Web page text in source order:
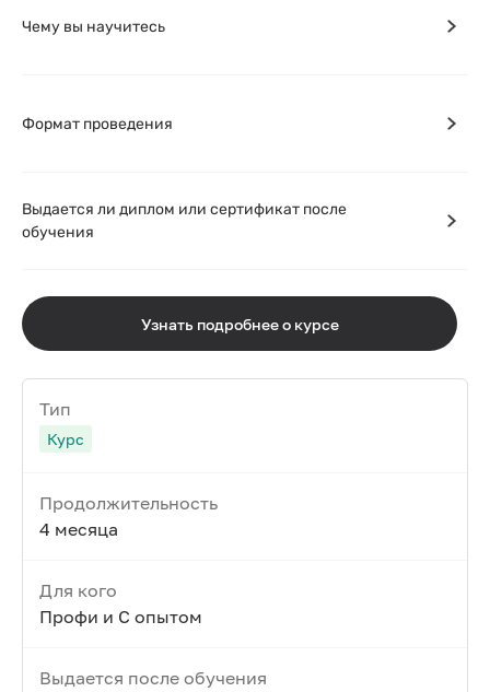
Чему вы научитесь
Формат проведения
Выдается ли диплом или сертификат после
обучения
Узнать подробнее о курсе
Тип
Курс
Продолжительность
4 месяца
Для кого
Профи и С опытом
Выдается после обучения